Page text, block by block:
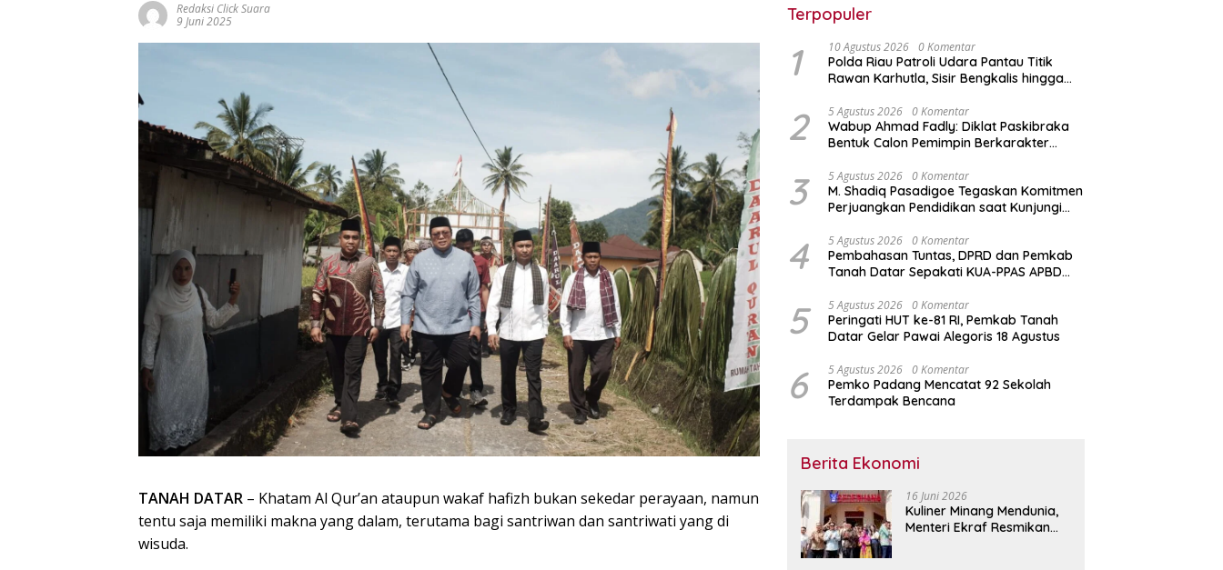
Redaksi Click Suara
9 Juni 2025
TANAH DATAR – Khatam Al Qur’an ataupun wakaf hafizh bukan sekedar perayaan, namun
tentu saja memiliki makna yang dalam, terutama bagi santriwan dan santriwati yang di
wisuda.
Terpopuler
1 10 Agustus 2026 0 Komentar
Polda Riau Patroli Udara Pantau Titik
Rawan Karhutla, Sisir Bengkalis hingga
2 5 Agustus 2026 0 Komentar
Wabup Ahmad Fadly: Diklat Paskibraka
Bentuk Calon Pemimpin Berkarakter
3 5 Agustus 2026 0 Komentar
M. Shadiq Pasadigoe Tegaskan Komitmen
Perjuangkan Pendidikan saat Kunjungi
4 5 Agustus 2026 0 Komentar
Pembahasan Tuntas, DPRD dan Pemkab
Tanah Datar Sepakati KUA-PPAS APBD
5 5 Agustus 2026 0 Komentar
Peringati HUT ke-81 RI, Pemkab Tanah
Datar Gelar Pawai Alegoris 18 Agustus
6 5 Agustus 2026 0 Komentar
Pemko Padang Mencatat 92 Sekolah
Terdampak Bencana
Berita Ekonomi
16 Juni 2026
Kuliner Minang Mendunia,
Menteri Ekraf Resmikan